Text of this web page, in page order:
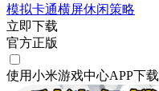
模拟卡通横屏休闲策略
立即下载
官方正版
使用小米游戏中心APP下载